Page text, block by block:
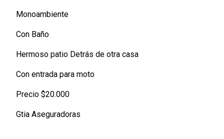
Monoambiente
Con Baño
Hermoso patio Detrás de otra casa
Con entrada para moto
Precio $20.000
Gtia Aseguradoras